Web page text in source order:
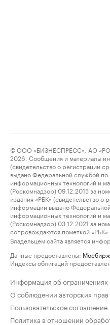
© ООО «БИЗНЕСПРЕСС», АО
2026. Сообщения и материалы
(свидетельство о регистрации
выдано Федеральной службой по
информационных технологий и
(Роскомнадзор) 09.12.2015 за
издания «РБК» (свидетельство о
информации выдано
информационных технологий и
(Роскомнадзор) 03.12.2021 за
сопровождаются пометкой «РБК».
Владельцем сайта является
Данные предоставлены:
Индексы облигаций
Информация об ограничениях
О соблюдении авторских прав
Пользовательское соглашение
Политика в отношении